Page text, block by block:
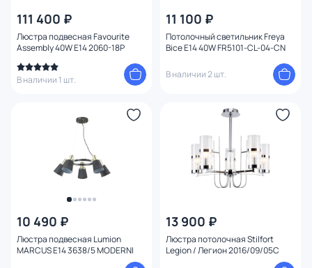
111 400 ₽
Люстра подвесная Favourite
Assembly 40W E14 2060-18P
В наличии 1 шт.
11 100 ₽
Потолочный светильник Freya
Bice E14 40W FR5101-CL-04-CN
В наличии 2 шт.
10 490 ₽
Люстра подвесная Lumion
MARCUS E14 3638/5 MODERNI
13 900 ₽
Люстра потолочная Stilfort
Legion / Легион 2016/09/05C